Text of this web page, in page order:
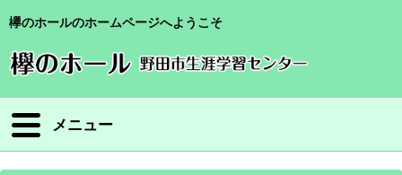
欅のホールのホームページへようこそ
メニュー